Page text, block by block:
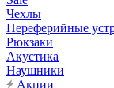
Чехлы
Переферийные
Рюкзаки
Акустика
Наушники
Акции